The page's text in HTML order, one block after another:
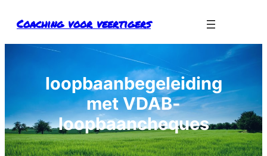
naarCoaching voor veertigers
loopbaanbegeleiding
met VDAB-
loopbaancheques